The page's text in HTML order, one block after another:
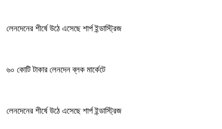
লেনদেনের শীর্ষে উঠে এসেছে শার্প ইন্ডাস্ট্রিজ
৬০ কোটি টাকার লেনদেন ব্লক মার্কেটে
লেনদেনের শীর্ষে উঠে এসেছে শার্প ইন্ডাস্ট্রিজ